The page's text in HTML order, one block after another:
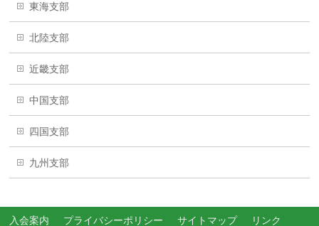
東海支部
北陸支部
近畿支部
中国支部
四国支部
九州支部
入会案内 プライバシーポリシー サイトマップ リンク